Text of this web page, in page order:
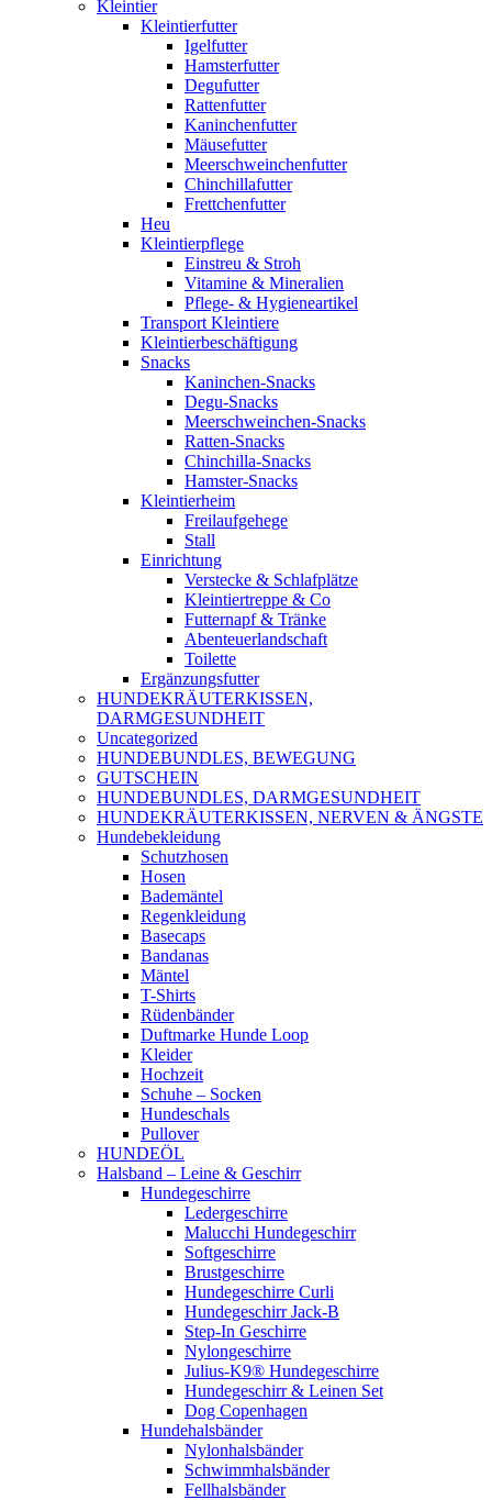
Kleintier
Kleintierfutter
Igelfutter
Hamsterfutter
Degufutter
Rattenfutter
Kaninchenfutter
Mäusefutter
Meerschweinchenfutter
Chinchillafutter
Frettchenfutter
Heu
Kleintierpflege
Einstreu & Stroh
Vitamine & Mineralien
Pflege- & Hygieneartikel
Transport Kleintiere
Kleintierbeschäftigung
Snacks
Kaninchen-Snacks
Degu-Snacks
Meerschweinchen-Snacks
Ratten-Snacks
Chinchilla-Snacks
Hamster-Snacks
Kleintierheim
Freilaufgehege
Stall
Einrichtung
Verstecke & Schlafplätze
Kleintiertreppe & Co
Futternapf & Tränke
Abenteuerlandschaft
Toilette
Ergänzungsfutter
HUNDEKRÄUTERKISSEN,
DARMGESUNDHEIT
Uncategorized
HUNDEBUNDLES, BEWEGUNG
GUTSCHEIN
HUNDEBUNDLES, DARMGESUNDHEIT
HUNDEKRÄUTERKISSEN, NERVEN & ÄNGSTE
Hundebekleidung
Schutzhosen
Hosen
Bademäntel
Regenkleidung
Basecaps
Bandanas
Mäntel
T-Shirts
Rüdenbänder
Duftmarke Hunde Loop
Kleider
Hochzeit
Schuhe – Socken
Hundeschals
Pullover
HUNDEÖL
Halsband – Leine & Geschirr
Hundegeschirre
Ledergeschirre
Malucchi Hundegeschirr
Softgeschirre
Brustgeschirre
Hundegeschirre Curli
Hundegeschirr Jack-B
Step-In Geschirre
Nylongeschirre
Julius-K9® Hundegeschirre
Hundegeschirr & Leinen Set
Dog Copenhagen
Hundehalsbänder
Nylonhalsbänder
Schwimmhalsbänder
Fellhalsbänder